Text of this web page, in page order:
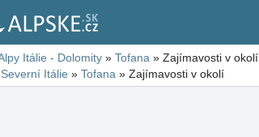
Itálie - Dolomity » Tofana » Zajímavosti v okolí
Severní Itálie » Tofana » Zajímavosti v okolí